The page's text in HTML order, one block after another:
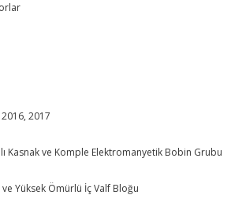
2017
Kasnak ve Komple Elektromanyetik Bobin Grubu
ve Yüksek Ömürlü İç Valf Bloğu